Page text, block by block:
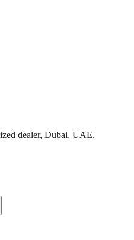
dealer, Dubai, UAE.